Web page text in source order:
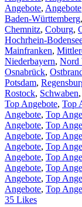
Angebote, Angebote
Baden-Württemberg,
Chemnitz, Coburg,
Hochrhein-
Mainfranken,
Niederbayern, Nord
Osnabrück,
Potsdam,
Rostock, Schwaben,
Top Angebote, Top
Angebote, Top
Angebote, Top
Angebote, Top
Angebote, Top
Angebote, Top
Angebote, Top
Angebote, Top
Angebote, Top
35 Likes